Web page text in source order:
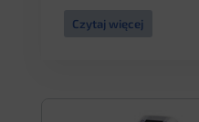
Czytaj więcej